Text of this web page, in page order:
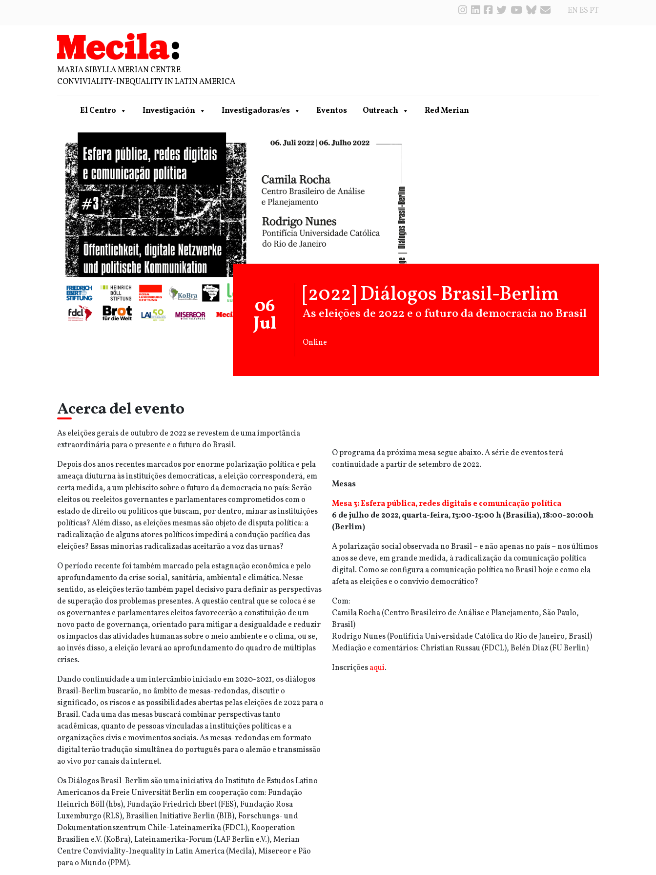
EN ES PT
MARIA SIBYLLA MERIAN CENTRE
CONVIVIALITY-INEQUALITY IN LATIN AMERICA
El Centro Investigación Investigadoras/es Eventos Outreach Red Merian
06
Jul
[2022] Diálogos Brasil-Berlim
As eleições de 2022 e o futuro da democracia no Brasil
Online
Acerca del evento
As eleições gerais de outubro de 2022 se revestem de uma importância
extraordinária para o presente e o futuro do Brasil.
Depois dos anos recentes marcados por enorme polarização política e pela
ameaça diuturna às instituições democráticas, a eleição corresponderá, em
certa medida, a um plebiscito sobre o futuro da democracia no país: Serão
eleitos ou reeleitos governantes e parlamentares comprometidos com o
estado de direito ou políticos que buscam, por dentro, minar as instituições
políticas? Além disso, as eleições mesmas são objeto de disputa política: a
radicalização de alguns atores políticos impedirá a condução pacífica das
eleições? Essas minorias radicalizadas aceitarão a voz das urnas?
O período recente foi também marcado pela estagnação econômica e pelo
aprofundamento da crise social, sanitária, ambiental e climática. Nesse
sentido, as eleições terão também papel decisivo para definir as perspectivas
de superação dos problemas presentes. A questão central que se coloca é se
os governantes e parlamentares eleitos favorecerão a constituição de um
novo pacto de governança, orientado para mitigar a desigualdade e reduzir
os impactos das atividades humanas sobre o meio ambiente e o clima, ou se,
ao invés disso, a eleição levará ao aprofundamento do quadro de múltiplas
crises.
Dando continuidade a um intercâmbio iniciado em 2020-2021, os diálogos
Brasil-Berlim buscarão, no âmbito de mesas-redondas, discutir o
significado, os riscos e as possibilidades abertas pelas eleições de 2022 para o
Brasil. Cada uma das mesas buscará combinar perspectivas tanto
acadêmicas, quanto de pessoas vinculadas a instituições políticas e a
organizações civis e movimentos sociais. As mesas-redondas em formato
digital terão tradução simultânea do português para o alemão e transmissão
ao vivo por canais da internet.
Os Diálogos Brasil-Berlim são uma iniciativa do Instituto de Estudos Latino-
Americanos da Freie Universität Berlin em cooperação com: Fundação
Heinrich Böll (hbs), Fundação Friedrich Ebert (FES), Fundação Rosa
Luxemburgo (RLS), Brasilien Initiative Berlin (BIB), Forschungs- und
Dokumentationszentrum Chile-Lateinamerika (FDCL), Kooperation
Brasilien e.V. (KoBra), Lateinamerika-Forum (LAF Berlin e.V.), Merian
Centre Conviviality-Inequality in Latin America (Mecila), Misereor e Pão
para o Mundo (PPM).
O programa da próxima mesa segue abaixo. A série de eventos terá
continuidade a partir de setembro de 2022.
Mesas
Mesa 3: Esfera pública, redes digitais e comunicação política
6 de julho de 2022, quarta-feira, 13:00-15:00 h (Brasília), 18:00-20:00h
(Berlim)
A polarização social observada no Brasil – e não apenas no país – nos últimos
anos se deve, em grande medida, à radicalização da comunicação política
digital. Como se configura a comunicação política no Brasil hoje e como ela
afeta as eleições e o convívio democrático?
Com:
Camila Rocha (Centro Brasileiro de Análise e Planejamento, São Paulo,
Brasil)
Rodrigo Nunes (Pontifícia Universidade Católica do Rio de Janeiro, Brasil)
Mediação e comentários: Christian Russau (FDCL), Belén Diaz (FU Berlin)
Inscriçõesaqui.